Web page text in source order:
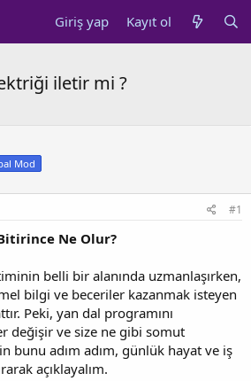
Giriş yap Kayıt ol
iletir mi ?
Mod
#1
Ne Olur?
belli bir alanında uzmanlaşırken,
bilgi ve beceriler kazanmak isteyen
Peki, yan dal programını
değişir ve size ne gibi somut
bunu adım adım, günlük hayat ve iş
açıklayalım.